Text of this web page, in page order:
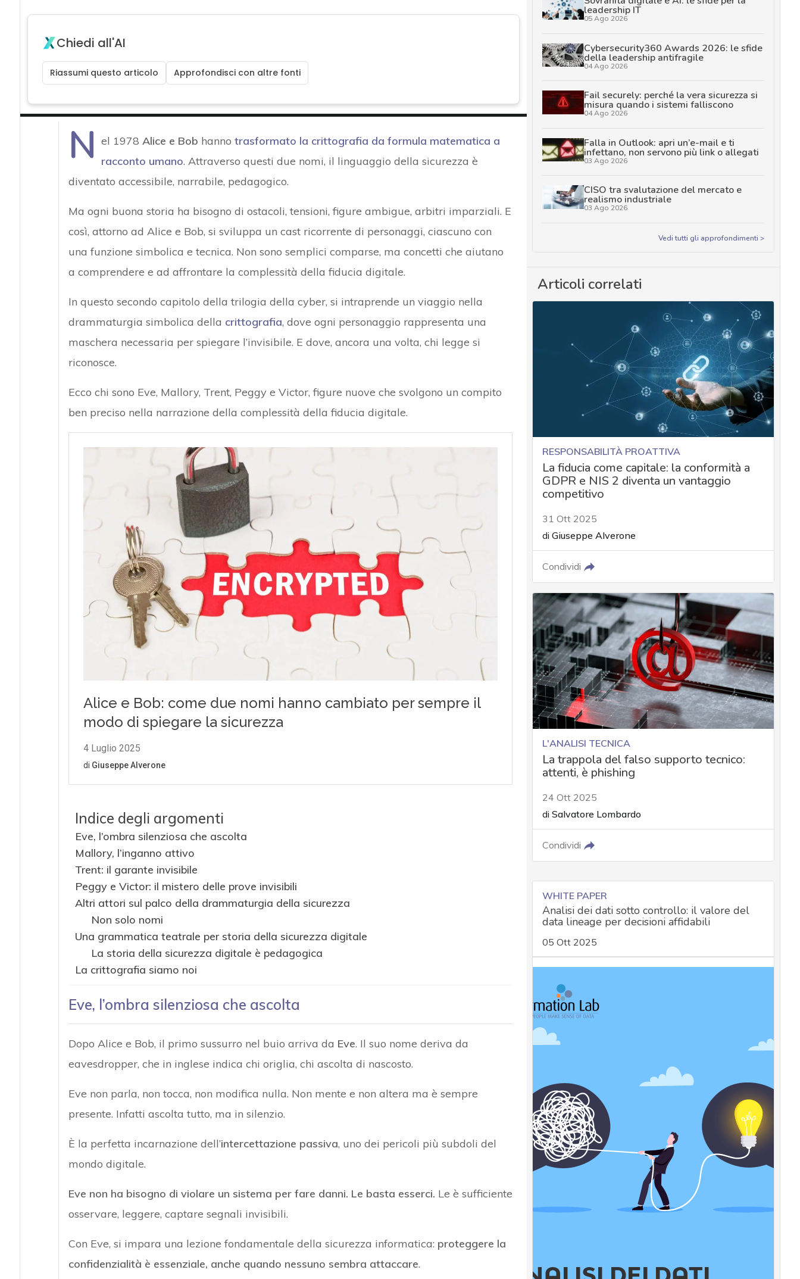
Chiedi all'AI
Riassumi questo articolo Approfondisci con altre fonti
N el 1978 Alice e Bob hanno trasformato la crittografia da formula matematica a
racconto umano. Attraverso questi due nomi, il linguaggio della sicurezza è
diventato accessibile, narrabile, pedagogico.
Ma ogni buona storia ha bisogno di ostacoli, tensioni, figure ambigue, arbitri imparziali. E
così, attorno ad Alice e Bob, si sviluppa un cast ricorrente di personaggi, ciascuno con
una funzione simbolica e tecnica. Non sono semplici comparse, ma concetti che aiutano
a comprendere e ad affrontare la complessità della fiducia digitale.
In questo secondo capitolo della trilogia della cyber, si intraprende un viaggio nella
drammaturgia simbolica della crittografia, dove ogni personaggio rappresenta una
maschera necessaria per spiegare l’invisibile. E dove, ancora una volta, chi legge si
riconosce.
Ecco chi sono Eve, Mallory, Trent, Peggy e Victor, figure nuove che svolgono un compito
ben preciso nella narrazione della complessità della fiducia digitale.
Indice degli argomenti
Eve, l’ombra silenziosa che ascolta
Mallory, l’inganno attivo
Trent: il garante invisibile
Peggy e Victor: il mistero delle prove invisibili
Altri attori sul palco della drammaturgia della sicurezza
Non solo nomi
Una grammatica teatrale per storia della sicurezza digitale
La storia della sicurezza digitale è pedagogica
La crittografia siamo noi
Eve, l’ombra silenziosa che ascolta
Dopo Alice e Bob, il primo sussurro nel buio arriva da Eve. Il suo nome deriva da
eavesdropper, che in inglese indica chi origlia, chi ascolta di nascosto.
Eve non parla, non tocca, non modifica nulla. Non mente e non altera ma è sempre
presente. Infatti ascolta tutto, ma in silenzio.
È la perfetta incarnazione dell’intercettazione passiva, uno dei pericoli più subdoli del
mondo digitale.
Eve non ha bisogno di violare un sistema per fare danni. Le basta esserci. Le è sufficiente
osservare, leggere, captare segnali invisibili.
Con Eve, si impara una lezione fondamentale della sicurezza informatica: proteggere la
confidenzialità è essenziale, anche quando nessuno sembra attaccare.
leadership IT
05 Ago 2026
Cybersecurity360 Awards 2026: le sfide
della leadership antifragile
04 Ago 2026
Fail securely: perché la vera sicurezza si
misura quando i sistemi falliscono
04 Ago 2026
Falla in Outlook: apri un’e-mail e ti
infettano, non servono più link o allegati
03 Ago 2026
CISO tra svalutazione del mercato e
realismo industriale
03 Ago 2026
Vedi tutti gli approfondimenti >
Articoli correlati
RESPONSABILITÀ PROATTIVA
La fiducia come capitale: la conformità a
GDPR e NIS 2 diventa un vantaggio
competitivo
31 Ott 2025
di Giuseppe Alverone
Condividi
L'ANALISI TECNICA
La trappola del falso supporto tecnico:
attenti, è phishing
24 Ott 2025
di Salvatore Lombardo
Condividi
WHITE PAPER
Analisi dei dati sotto controllo: il valore del
data lineage per decisioni affidabili
05 Ott 2025